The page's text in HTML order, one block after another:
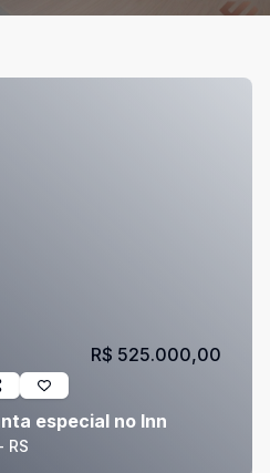
especial no Inn
RS
R$ 525.000,00